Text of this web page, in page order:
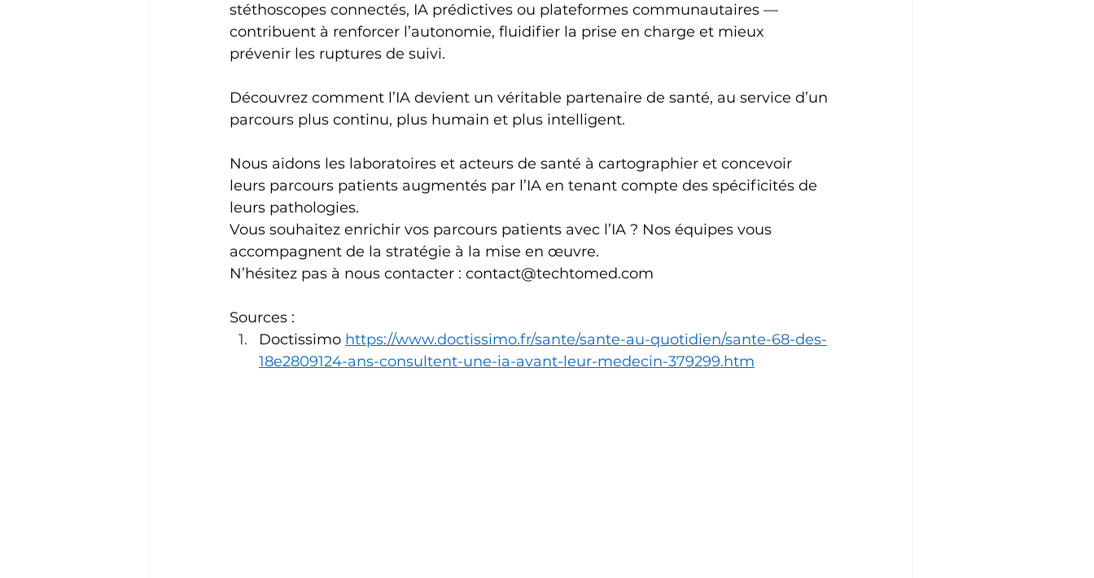
stéthoscopes connectés, IA prédictives ou plateformes communautaires —
contribuent à renforcer l’autonomie, fluidifier la prise en charge et mieux
prévenir les ruptures de suivi.
Découvrez comment l’IA devient un véritable partenaire de santé, au service d’un
parcours plus continu, plus humain et plus intelligent.
Nous aidons les laboratoires et acteurs de santé à cartographier et concevoir
leurs parcours patients augmentés par l’IA en tenant compte des spécificités de
leurs pathologies.
Vous souhaitez enrichir vos parcours patients avec l’IA ? Nos équipes vous
accompagnent de la stratégie à la mise en œuvre.
N’hésitez pas à nous contacter : contact@techtomed.com
Sources :
Doctissimo https://www.doctissimo.fr/sante/sante-au-quotidien/sante-68-des-
18e2809124-ans-consultent-une-ia-avant-leur-medecin-379299.htm